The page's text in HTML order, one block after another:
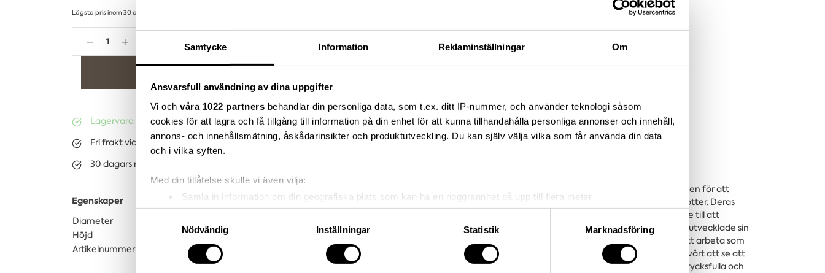
Samtycke Information Reklaminställningar Om
Ansvarsfull användning av dina uppgifter
Vi och våra 1022 partners behandlar din personliga data, som t.ex. ditt IP-nummer, och använder teknologi såsom
cookies för att lagra och få tillgång till information på din enhet för att kunna tillhandahålla personliga annonser och innehåll,
annons- och innehållsmätning, åskådarinsikter och produktutveckling. Du kan själv välja vilka som får använda din data
och i vilka syften.
Med din tillåtelse skulle vi även vilja:
Samla in information om din geografiska plats som kan ha en noggrannhet på upp till flera meter
Identifiera din enhet genom att aktivt skanna den för specifika kännetecken (fingeravtryck)
Ta reda på mer om hur dina personliga uppgifter behandlas och ställ in dina preferenser i
detaljsektionen. Du kan ändra
eller dra tillbaka ditt samtycke när som helst från cookie-förklaringen.
Nödvändig
Inställningar Statistik Marknadsföring
Det sägs ha varit tack vare Poul Henningsen som Verner Panton fick upp ögonen för att
designa även lampor. Verner hade barn tillsammans med Poul Henningsens dotter. Deras
barn gick bort några år efter att de hade skilt sig. Den tragiska händelsen ledde till att
familjerna kom närmre varandra igen, där bland annat Poul och Verner också utvecklade sin
arbetsrelation. Det var även via Henningsen som Verner Panton sedan kom att arbeta som
assistent för Arne Jacobsen. Trots de två stora namnen som bakgrund är det svårt att se att
dess filosofier påverkade just Pantons design. Pantons verk var färgstarka, uttrycksfulla och
Lägsta pris inom 30 dagar sedan ändring
Lagervara (ca. 3-10 dagar)
Fri frakt vid köp över 3.000kr
30 dagars returrätt på lagervaror
Egenskaper
Diameter
Höjd
29,5 cm
Artikelnummer
0507007572